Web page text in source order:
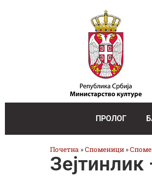
ПРОЛОГ
Почетна »Споменици »